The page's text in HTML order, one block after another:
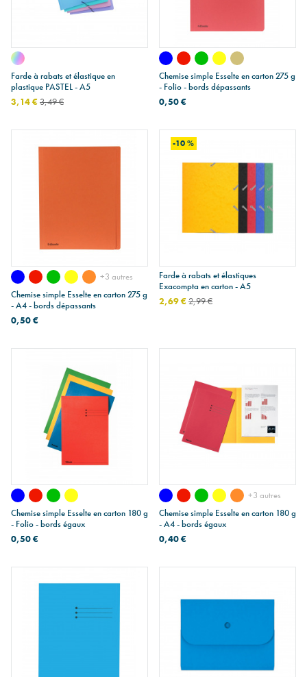
Farde à rabats et élastique en
plastique PASTEL - A5
3,14 €3,49 €
Chemise simple Esselte en carton 275 g
- Folio - bords dépassants
0,50 €
+3 autres
Chemise simple Esselte en carton 275 g
- A4 - bords dépassants
0,50 €
-10 %
Farde à rabats et élastiques
Exacompta en carton - A5
2,69 €2,99 €
Chemise simple Esselte en carton 180 g
- Folio - bords égaux
0,50 €
+3 autres
Chemise simple Esselte en carton 180 g
- A4 - bords égaux
0,40 €